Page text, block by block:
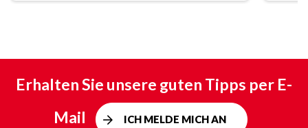
Erhalten Sie unsere guten Tipps per E-
Mail
ICH MELDE MICH AN